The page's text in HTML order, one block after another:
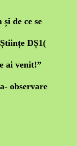
de ce se
DȘ1(
ai venit!”
observare